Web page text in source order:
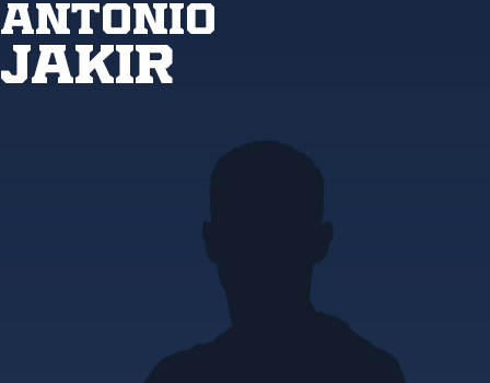
Antonio
Jakir